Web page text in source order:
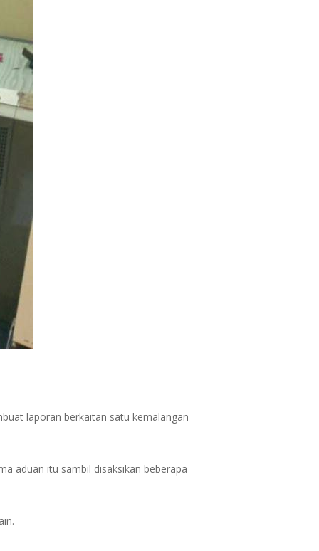
laporan berkaitan satu kemalangan
aduan itu sambil disaksikan beberapa